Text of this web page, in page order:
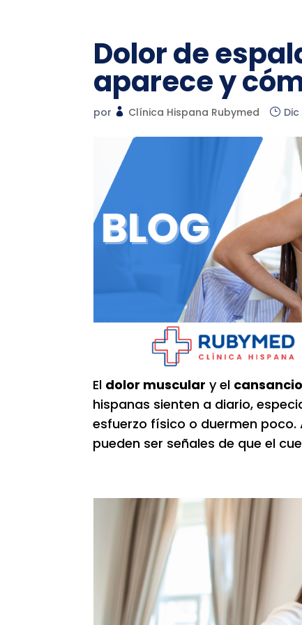
Dolor de
aparece y
por Clínica Hispana Rubymed
El dolor muscular y el
hispanas sienten a diario,
esfuerzo físico o duermen poco.
pueden ser señales de que el